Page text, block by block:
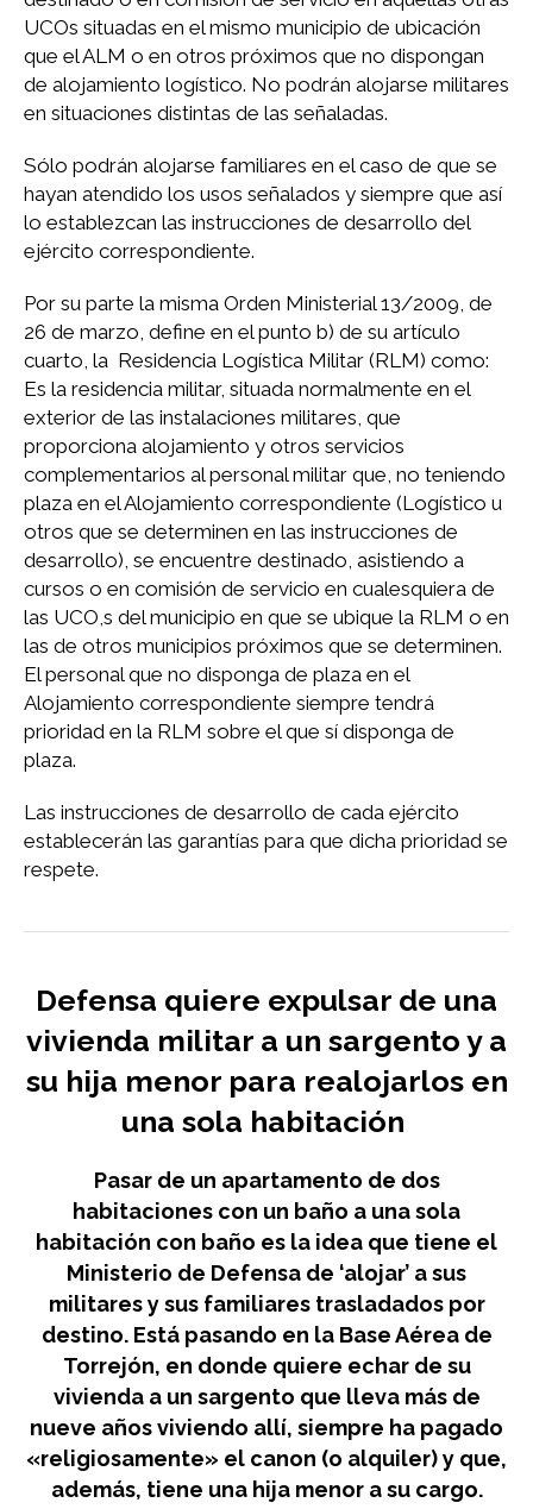
UCOs situadas en el mismo municipio de ubicación
que el ALM o en otros próximos que no dispongan
de alojamiento logístico. No podrán alojarse militares
en situaciones distintas de las señaladas.
Sólo podrán alojarse familiares en el caso de que se
hayan atendido los usos señalados y siempre que así
lo establezcan las instrucciones de desarrollo del
ejército correspondiente.
Por su parte la misma Orden Ministerial 13/2009, de
26 de marzo, define en el punto b) de su artículo
cuarto, la Residencia Logística Militar (RLM) como:
Es la residencia militar, situada normalmente en el
exterior de las instalaciones militares, que
proporciona alojamiento y otros servicios
complementarios al personal militar que, no teniendo
plaza en el Alojamiento correspondiente (Logístico u
otros que se determinen en las instrucciones de
desarrollo), se encuentre destinado, asistiendo a
cursos o en comisión de servicio en cualesquiera de
las UCO,s del municipio en que se ubique la RLM o en
las de otros municipios próximos que se determinen.
El personal que no disponga de plaza en el
Alojamiento correspondiente siempre tendrá
prioridad en la RLM sobre el que sí disponga de
plaza.
Las instrucciones de desarrollo de cada ejército
establecerán las garantías para que dicha prioridad se
respete.
Defensa quiere expulsar de una
vivienda militar a un sargento y a
su hija menor para realojarlos en
una sola habitación
Pasar de un apartamento de dos
habitaciones con un baño a una sola
habitación con baño es la idea que tiene el
Ministerio de Defensa de ‘alojar’ a sus
militares y sus familiares trasladados por
destino. Está pasando en la Base Aérea de
Torrejón, en donde quiere echar de su
vivienda a un sargento que lleva más de
nueve años viviendo allí, siempre ha pagado
«religiosamente» el canon (o alquiler) y que,
además, tiene una hija menor a su cargo.